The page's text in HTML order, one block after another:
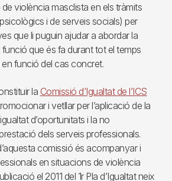
violència masclista en els tràmits
i de serveis socials) per
que li puguin ajudar a abordar la
que és fa durant tot el temps
funció del cas concret.
la Comissió d’Igualtat de l’ICS
i vetllar per l’aplicació de la
d’oportunitats i la no
dels serveis professionals.
comissió és acompanyar i
en situacions de violència
el 2011 del 1r Pla d’Igualtat neix